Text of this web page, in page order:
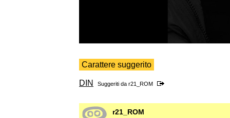
Carattere suggerito
DIN Suggeriti da r21_ROM
r21_ROM